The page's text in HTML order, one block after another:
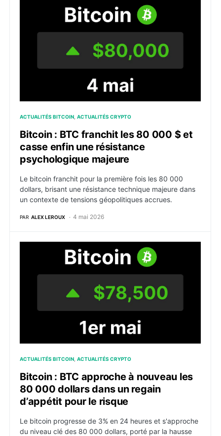
Bitcoin : BTC franchit les 80 000 $ et casse enfin
ACTUALITÉS BITCOIN ACTUALITÉS CRYPTO
Bitcoin : BTC franchit les 80 000 $ et
casse enfin une résistance
psychologique majeure
Le bitcoin franchit pour la première fois les 80 000
dollars, brisant une résistance technique majeure dans
un contexte de tensions géopolitiques accrues.
PAR ALEX LEROUX 4 mai 2026
Bitcoin : BTC approche à nouveau les 80 000
ACTUALITÉS BITCOIN ACTUALITÉS CRYPTO
Bitcoin : BTC approche à nouveau les
80 000 dollars dans un regain
d’appétit pour le risque
Le bitcoin progresse de 3% en 24 heures et s'approche
du niveau clé des 80 000 dollars, porté par la hausse